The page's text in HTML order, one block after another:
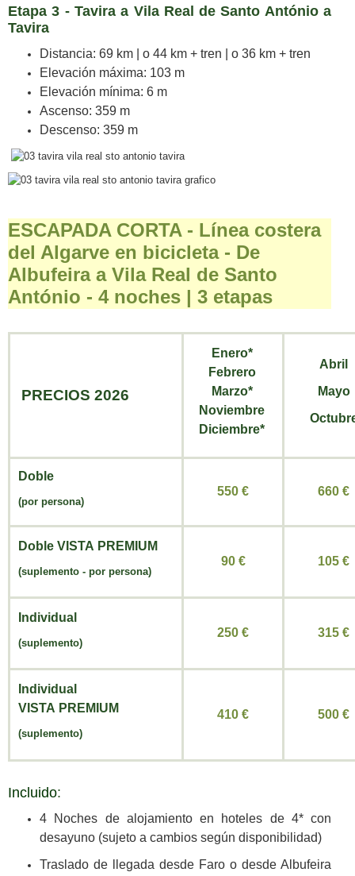
Etapa 3 - Tavira a Vila Real de Santo António a
Tavira
Distancia: 69 km | o 44 km + tren | o 36 km + tren
Elevación máxima: 103 m
Elevación mínima: 6 m
Ascenso: 359 m
Descenso: 359 m
ESCAPADA CORTA - Línea costera
del Algarve en bicicleta - De
Albufeira a Vila Real de Santo
António - 4 noches | 3 etapas
PRECIOS 2026
Enero*
Febrero
Marzo*
Noviembre
Diciembre*
Abril
Mayo
Doble
(por persona)
550 € 660 €
Doble VISTA PREMIUM
(suplemento - por persona)
90 € 105 €
Individual
(suplemento)
250 € 315 €
Individual
VISTA PREMIUM
(suplemento)
410 € 500 €
Incluido:
4 Noches de alojamiento en hoteles de 4* con
desayuno (sujeto a cambios según disponibilidad)
Traslado de llegada desde Faro o desde Albufeira